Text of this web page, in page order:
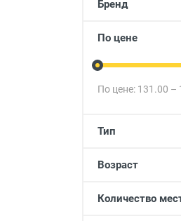
Товары для детей
Авто товары
Все для дома
Бренд
По цене
По цене: 131.00 –
Тип
Возраст
Количество